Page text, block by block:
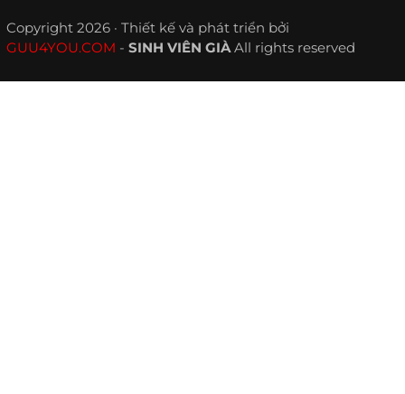
Copyright 2026 · Thiết kế và phát triển bởi
GUU4YOU.COM - SINH VIÊN GIÀ All rights reserved